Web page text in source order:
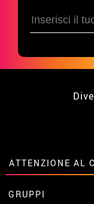
ATTENZIONE AL
• Su di noi
GRUPPI